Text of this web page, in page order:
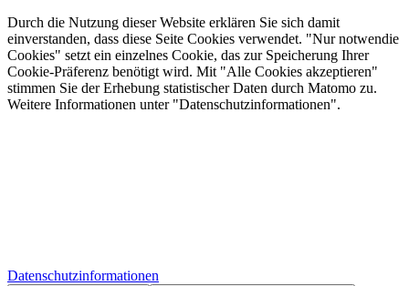
Durch die Nutzung dieser Website erklären Sie sich damit
einverstanden, dass diese Seite Cookies verwendet. "Nur notwendie
Cookies" setzt ein einzelnes Cookie, das zur Speicherung Ihrer
Cookie-Präferenz benötigt wird. Mit "Alle Cookies akzeptieren"
stimmen Sie der Erhebung statistischer Daten durch Matomo zu.
Weitere Informationen unter "Datenschutzinformationen".
Datenschutzinformationen